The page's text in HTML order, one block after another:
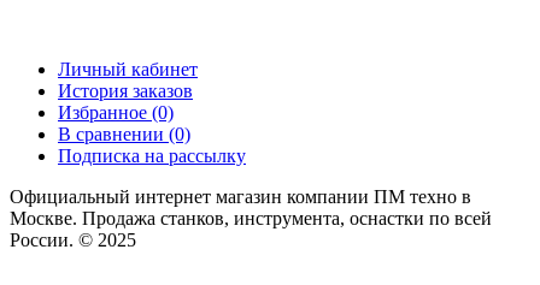
Личный кабинет
История заказов
Избранное (0)
В сравнении (0)
Подписка на рассылку
Официальный интернет магазин компании ПМ техно в
Москве. Продажа станков, инструмента, оснастки по всей
России. © 2025